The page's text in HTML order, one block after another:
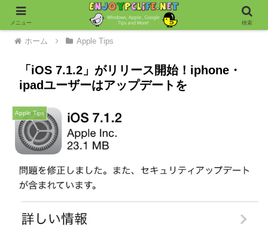
ホーム Apple Tips
「iOS 7.1.2」がリリース開始！iphone・
ipadユーザーはアップデートを
Apple Tips
メニュー 検索